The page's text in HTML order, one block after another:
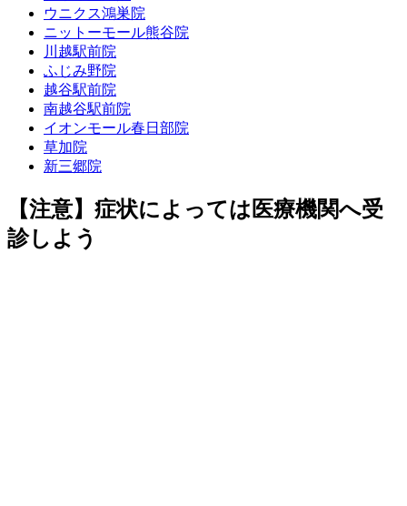
ウニクス鴻巣院
ニットーモール熊谷院
川越駅前院
ふじみ野院
越谷駅前院
南越谷駅前院
イオンモール春日部院
草加院
新三郷院
【注意】症状によっては医療機関へ受
診しよう